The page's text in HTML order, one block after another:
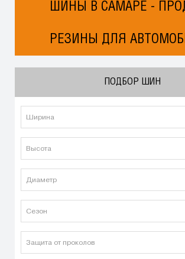
ШИНЫ В САМАРЕ -
РЕЗИНЫ ДЛЯ
ПОДБОР ШИН
Ширина
Высота
Диаметр
Сезон
Защита от проколов